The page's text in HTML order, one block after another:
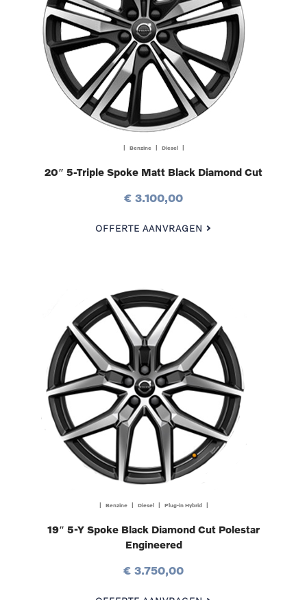
| Benzine | Diesel |
20″ 5-Triple Spoke Matt Black Diamond Cut
€ 3.100,00
OFFERTE AANVRAGEN
| Benzine | Diesel | Plug-in Hybrid |
19″ 5-Y Spoke Black Diamond Cut Polestar
Engineered
€ 3.750,00